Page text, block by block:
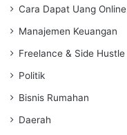
Cara Dapat Uang Online
Manajemen Keuangan
Freelance & Side Hustle
Politik
Bisnis Rumahan
Daerah